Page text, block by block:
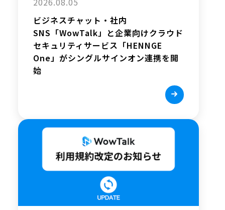
ビジネスチャット・社内
SNS「WowTalk」と企業向けクラウド
セキュリティサービス「HENNGE
One」がシングルサインオン連携を開
始